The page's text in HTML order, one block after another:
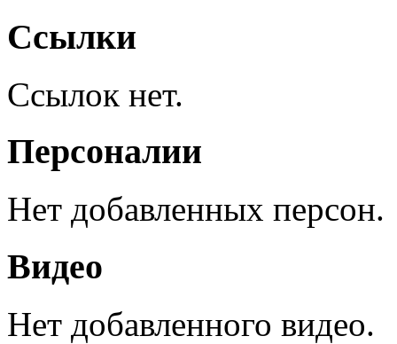
Ссылки
Ссылок нет.
Персоналии
Нет добавленных персон.
Видео
Нет добавленного видео.